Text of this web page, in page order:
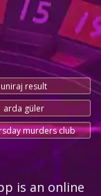
uniraj result
arda güler
murders club
is an online